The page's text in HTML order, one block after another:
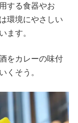
する食器やお
環境にやさしい
ます。
をカレーの味付
くそう。